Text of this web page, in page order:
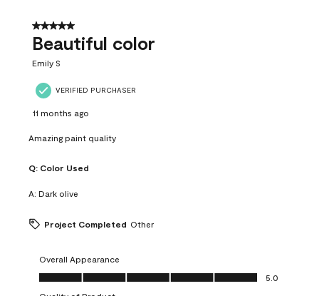
5 out of 5 stars.
Beautiful color
Emily S
VERIFIED PURCHASER
11 months ago
Amazing paint quality
Q: Color Used
A: Dark olive
Project Completed Other
Overall Appearance
Overall Appearance, 5.0 out of 5
5.0